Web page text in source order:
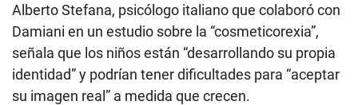
Alberto Stefana, psicólogo italiano que colaboró ​​con
Damiani en un estudio sobre la “cosmeticorexia”,
señala que los niños están “desarrollando su propia
identidad” y podrían tener dificultades para “aceptar
su imagen real” a medida que crecen.